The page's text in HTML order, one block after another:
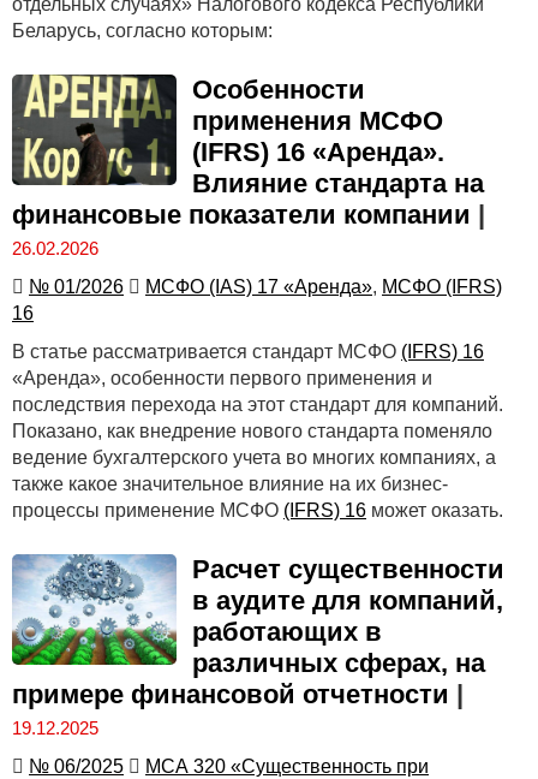
отдельных случаях» Налогового кодекса Республики
Беларусь, согласно которым:
Особенности
применения МСФО
(IFRS) 16 «Аренда».
Влияние стандарта на
финансовые показатели компании
26.02.2026
№ 01/2026
МСФО (IAS) 17 «Аренда», МСФО (IFRS)
16
В статье рассматривается стандарт МСФО (IFRS) 16
«Аренда», особенности первого применения и
последствия перехода на этот стандарт для компаний.
Показано, как внедрение нового стандарта поменяло
ведение бухгалтерского учета во многих компаниях, а
также какое значительное влияние на их бизнес-
процессы применение МСФО (IFRS) 16 может оказать.
Расчет существенности
в аудите для компаний,
работающих в
различных сферах, на
примере финансовой отчетности
19.12.2025
№ 06/2025
МСА 320 «Существенность при